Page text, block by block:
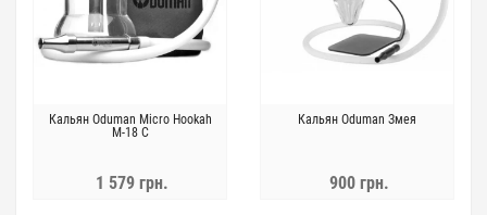
Кальян Oduman Micro Hookah
M-18 C
1 579 грн.
Кальян Oduman Змея
900 грн.